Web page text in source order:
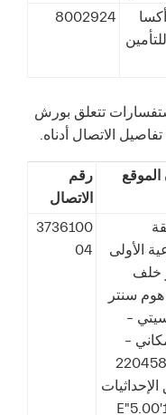
أكسا
للتأمين
8002924
تتعلق بورش
الاتصال أدناه.
الموقع
رقم
الاتصال
الأولى
خلف
سنتر
–
–
55°14'5.00"E
3736100
04